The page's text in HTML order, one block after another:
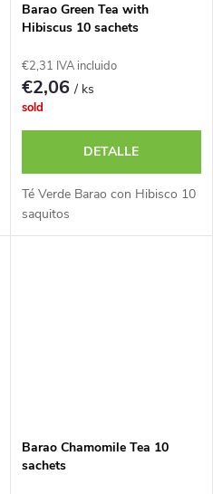
Barao Green Tea with
Hibiscus 10 sachets
€2,31 IVA incluido
€2,06/ ks
sold
DETALLE
Té Verde Barao con Hibisco 10
saquitos
Barao Chamomile Tea 10
sachets